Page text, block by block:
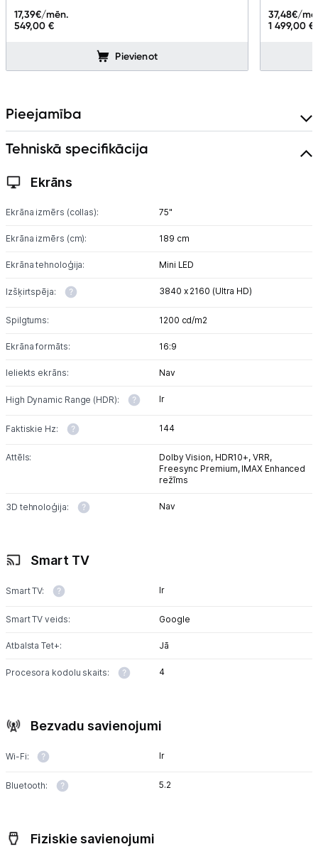
549,00 €
17,39€/mēn.
Pievienot
1 499,00 €
37,48€/
Pieejamība
Tehniskā specifikācija
Ekrāns
Ekrāna izmērs (collas): 75"
Ekrāna izmērs (cm): 189 cm
Ekrāna tehnoloģija: Mini LED
Izšķirtspēja: 3840 x 2160 (Ultra HD)
Spilgtums: 1200 cd/m2
Ekrāna formāts: 16:9
Ieliekts ekrāns: Nav
High Dynamic Range (HDR): Ir
Faktiskie Hz: 144
Attēls: Dolby Vision, HDR10+,VRR,
Freesync Premium, IMAX Enhanced
režīms
3D tehnoloģija: Nav
Smart TV
Smart TV: Ir
Smart TV veids: Google
Atbalsta Tet+: Jā
Procesora kodolu skaits: 4
Bezvadu savienojumi
Wi-Fi: Ir
Bluetooth: 5.2
Fiziskie savienojumi